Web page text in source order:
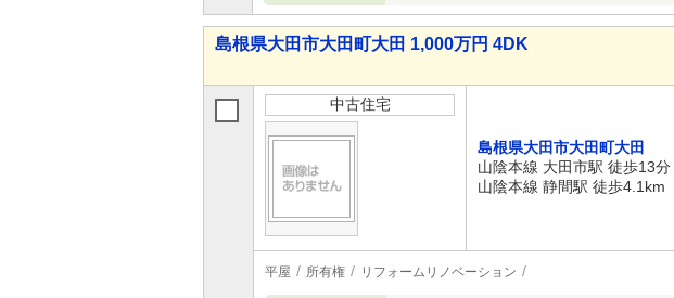
島根県大田市大田町大田 1,000万円 4DK
中古住宅
島根県大田市大田町大田
山陰本線 大田市駅 徒歩13分
山陰本線 静間駅 徒歩4.1km
平屋 所有権 リフォームリノベーション